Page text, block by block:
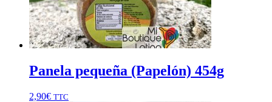
Panela pequeña (Papelón) 454g
2,90€ TTC